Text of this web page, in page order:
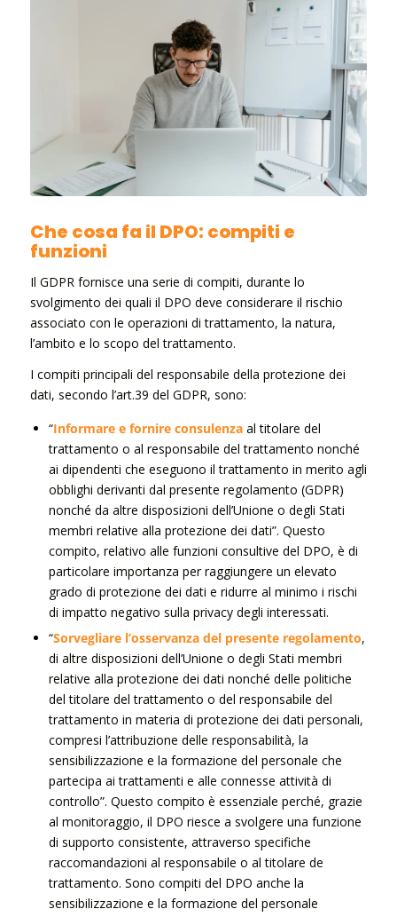
Che cosa fa il DPO: compiti e
funzioni
Il GDPR fornisce una serie di compiti, durante lo
svolgimento dei quali il DPO deve considerare il rischio
associato con le operazioni di trattamento, la natura,
l’ambito e lo scopo del trattamento.
I compiti principali del responsabile della protezione dei
dati, secondo l’art.39 del GDPR, sono:
“Informare e fornire consulenzaal titolare del
trattamento o al responsabile del trattamento nonché
ai dipendenti che eseguono il trattamento in merito agli
obblighi derivanti dal presente regolamento (GDPR)
nonché da altre disposizioni dell’Unione o degli Stati
membri relative alla protezione dei dati”. Questo
compito, relativo alle funzioni consultive del DPO, è di
particolare importanza per raggiungere un elevato
grado di protezione dei dati e ridurre al minimo i rischi
di impatto negativo sulla privacy degli interessati.
“Sorvegliare l’osservanza del presente regolamento,
di altre disposizioni dell’Unione o degli Stati membri
relative alla protezione dei dati nonché delle politiche
del titolare del trattamento o del responsabile del
trattamento in materia di protezione dei dati personali,
compresi l’attribuzione delle responsabilità, la
sensibilizzazione e la formazione del personale che
partecipa ai trattamenti e alle connesse attività di
controllo”. Questo compito è essenziale perché, grazie
al monitoraggio, il DPO riesce a svolgere una funzione
di supporto consistente, attraverso specifiche
raccomandazioni al responsabile o al titolare de
trattamento. Sono compiti del DPO anche la
sensibilizzazione e la formazione del personale